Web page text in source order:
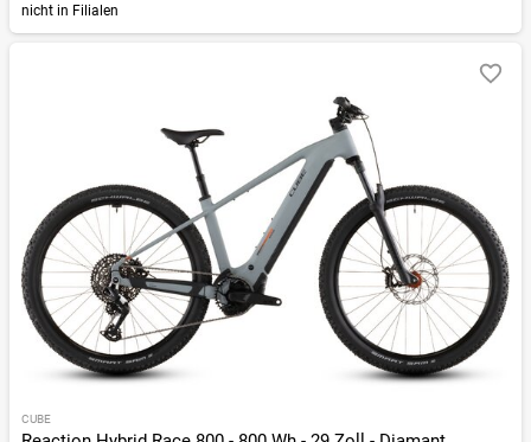
nicht in Filialen
CUBE